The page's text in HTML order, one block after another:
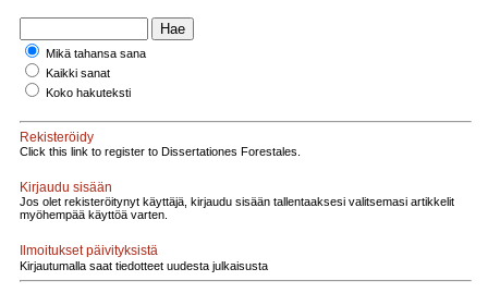
Mikä tahansa sana
Kaikki sanat
Koko hakuteksti
Rekisteröidy
Click this link to register to Dissertationes Forestales.
Kirjaudu sisään
Jos olet rekisteröitynyt käyttäjä, kirjaudu sisään tallentaaksesi valitsemasi artikkelit
myöhempää käyttöä varten.
Ilmoitukset päivityksistä
Kirjautumalla saat tiedotteet uudesta julkaisusta